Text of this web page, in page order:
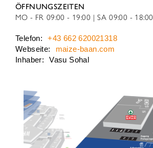
ÖFFNUNGSZEITEN
MO - FR 09:00 - 19:00 SA 09:00 - 18:00
Telefon:
+43 662 620021318
Webseite:
maize-baan.com
Inhaber:
Vasu Sohal